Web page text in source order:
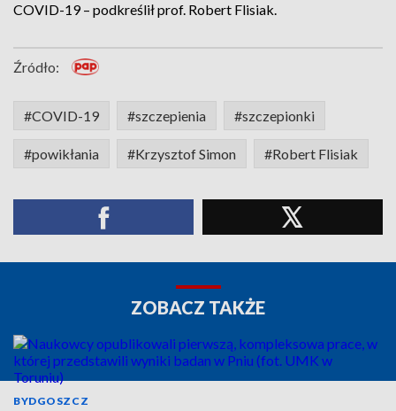
COVID-19 – podkreślił prof. Robert Flisiak.
Źródło:
#COVID-19 #szczepienia #szczepionki
#powikłania #Krzysztof Simon #Robert Flisiak
ZOBACZ TAKŻE
BYDGOSZCZ